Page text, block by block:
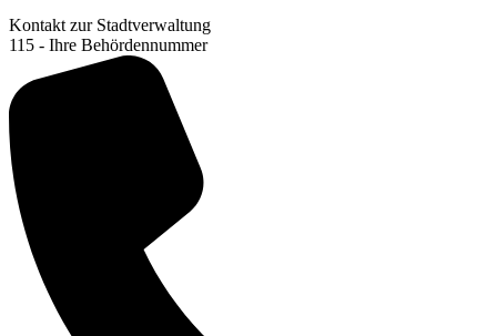
Kontakt zur Stadtverwaltung
115 - Ihre Behördennummer